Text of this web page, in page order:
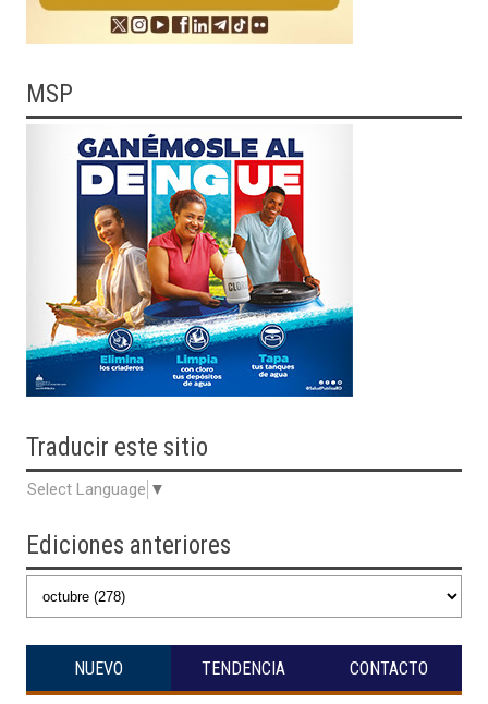
MSP
Traducir este sitio
Select Language ▼
Ediciones anteriores
NUEVO TENDENCIA CONTACTO